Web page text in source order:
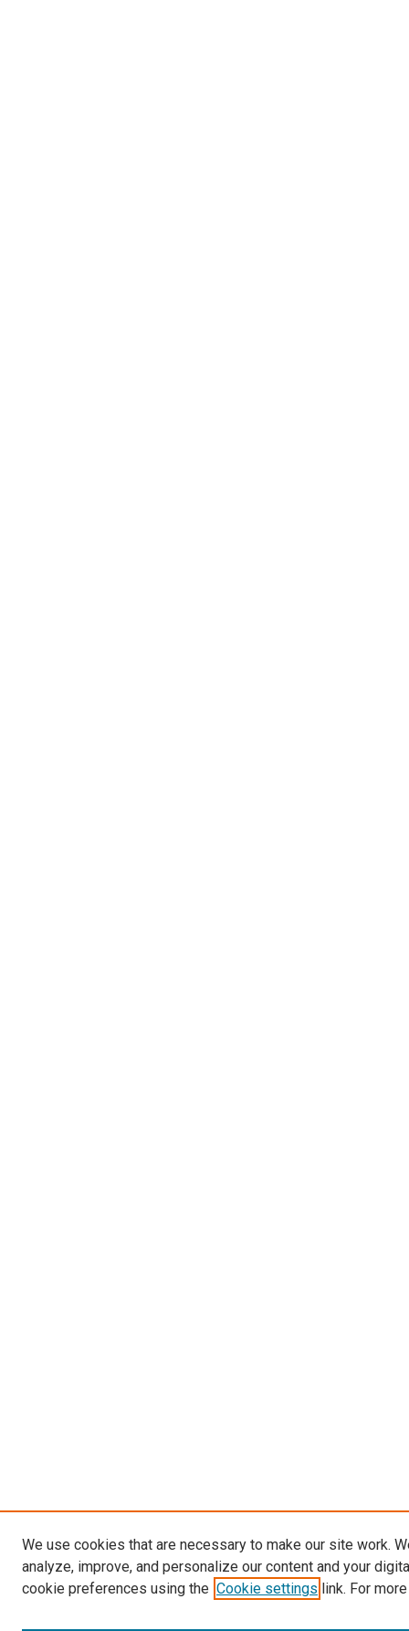
We use cookies that are necessary to make our site work.
analyze, improve, and personalize our content and your
cookie preferences using the Cookie settings link. For